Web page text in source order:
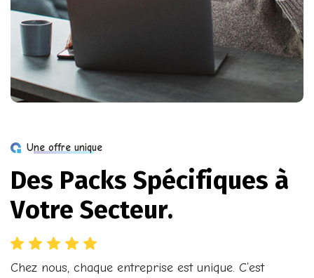
Une offre unique
Des Packs Spécifiques à
Votre Secteur.
Chez nous, chaque entreprise est unique. C’est